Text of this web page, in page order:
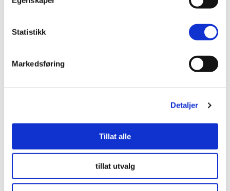
Statistikk
Markedsføring
Detaljer
Tillat alle
tillat utvalg
Utforsk våre andre gardiner